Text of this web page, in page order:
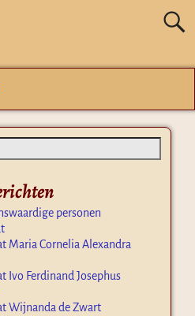
personen
Maria Cornelia Alexandra
Ivo Ferdinand Josephus
Wijnanda de Zwart